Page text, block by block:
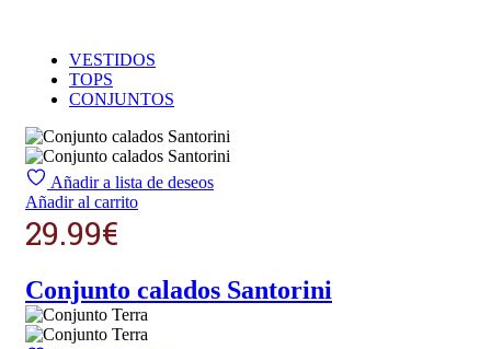
VESTIDOS
TOPS
CONJUNTOS
Añadir a lista de deseos
Añadir al carrito
29.99€
Conjunto calados Santorini